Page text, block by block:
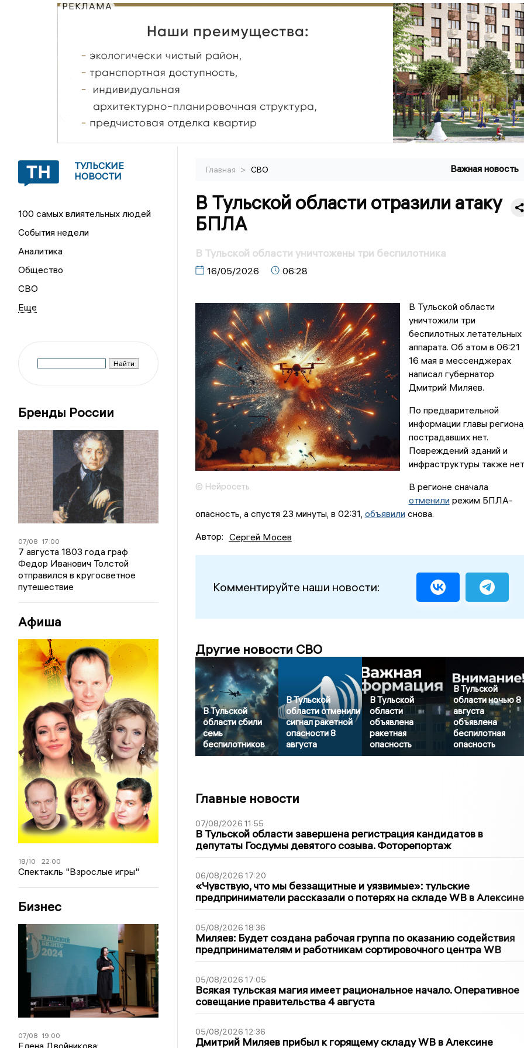
РЕКЛАМА
ТУЛЬСКИЕ
НОВОСТИ
100 самых влиятельных людей
События недели
Аналитика
Общество
СВО
Бренды России
07/08 17:00
7 августа 1803 года граф
Федор Иванович Толстой
отправился в кругосветное
путешествие
Афиша
18/10 22:00
Спектакль "Взрослые игры"
Бизнес
07/08 19:00
Главная > СВО Важная новость
В Тульской области отразили атаку
БПЛА
В Тульской области уничтожены три беспилотника
16/05/2026 06:28
© Нейросеть
В Тульской области
уничтожили три
беспилотных летательных
аппарата. Об этом в 06:21
16 мая в мессенджерах
написал губернатор
Дмитрий Миляев.
По предварительной
информации главы
пострадавших нет.
Повреждений зданий и
инфраструктуры также
В регионе сначала
отменилирежим БПЛА-
опасность, а спустя 23 минуты, в 02:31, объявилиснова.
Автор: Сергей Мосев
Комментируйте наши новости:
Другие новости СВО
В Тульской
области сбили
семь
беспилотников
В Тульской
области отменили
сигнал ракетной
опасности 8
августа
В Тульской
области
объявлена
ракетная
опасность
В Тульской
области ночью 8
августа
объявлена
беспилотная
опасность
Главные новости
07/08/2026 11:55
В Тульской области завершена регистрация кандидатов в
депутаты Госдумы девятого созыва. Фоторепортаж
06/08/2026 17:20
«Чувствую, что мы беззащитные и уязвимые»: тульские
предприниматели рассказали о потерях на складе WB в Алексине
05/08/2026 18:36
Миляев: Будет создана рабочая группа по оказанию содействия
предпринимателям и работникам сортировочного центра WB
05/08/2026 17:05
Всякая тульская магия имеет рациональное начало. Оперативное
совещание правительства 4 августа
05/08/2026 12:36
Дмитрий Миляев прибыл к горящему складу WB в Алексине